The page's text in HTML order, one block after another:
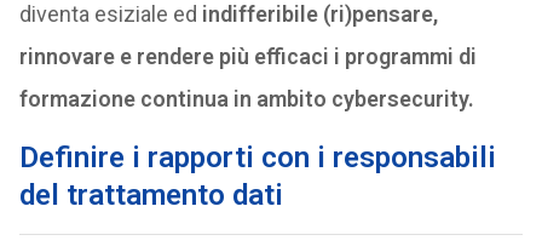
diventa esiziale ed indifferibile (ri)pensare,
rinnovare e rendere più efficaci i programmi di
formazione continua in ambito cybersecurity.
Definire i rapporti con i responsabili
del trattamento dati